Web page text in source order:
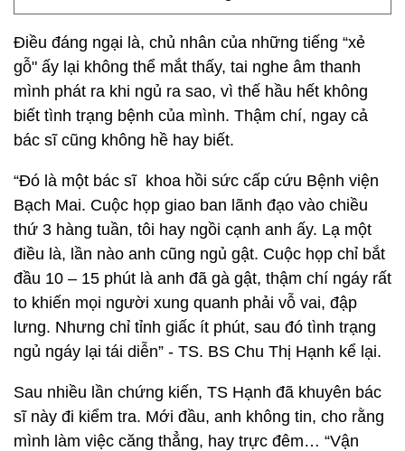
Điều đáng ngại là, chủ nhân của những tiếng “xẻ
gỗ" ấy lại không thể mắt thấy, tai nghe âm thanh
mình phát ra khi ngủ ra sao, vì thế hầu hết không
biết tình trạng bệnh của mình. Thậm chí, ngay cả
bác sĩ cũng không hề hay biết.
“Đó là một bác sĩ khoa hồi sức cấp cứu Bệnh viện
Bạch Mai. Cuộc họp giao ban lãnh đạo vào chiều
thứ 3 hàng tuần, tôi hay ngồi cạnh anh ấy. Lạ một
điều là, lần nào anh cũng ngủ gật. Cuộc họp chỉ bắt
đầu 10 – 15 phút là anh đã gà gật, thậm chí ngáy rất
to khiến mọi người xung quanh phải vỗ vai, đập
lưng. Nhưng chỉ tỉnh giấc ít phút, sau đó tình trạng
ngủ ngáy lại tái diễn” - TS. BS Chu Thị Hạnh kể lại.
Sau nhiều lần chứng kiến, TS Hạnh đã khuyên bác
sĩ này đi kiểm tra. Mới đầu, anh không tin, cho rằng
mình làm việc căng thẳng, hay trực đêm… “Vận